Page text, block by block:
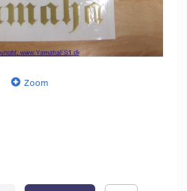
Zoom